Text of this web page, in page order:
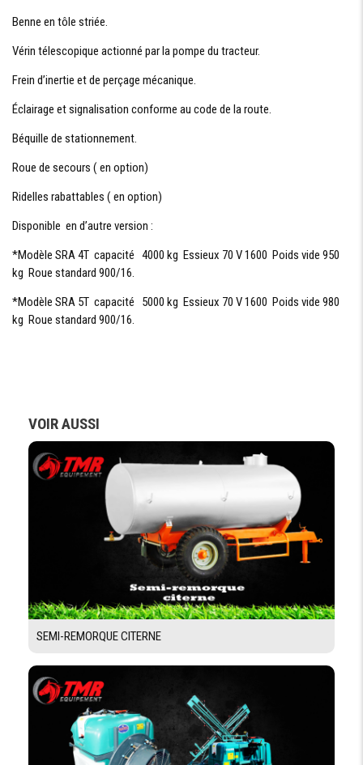
Benne en tôle striée.
Vérin télescopique actionné par la pompe du tracteur.
Frein d’inertie et de perçage mécanique.
Éclairage et signalisation conforme au code de la route.
Béquille de stationnement.
Roue de secours ( en option)
Ridelles rabattables ( en option)
Disponible en d’autre version :
*Modèle SRA 4T capacité 4000 kg Essieux 70 V 1600 Poids vide 950
kg Roue standard 900/16.
*Modèle SRA 5T capacité 5000 kg Essieux 70 V 1600 Poids vide 980
kg Roue standard 900/16.
VOIR AUSSI
SEMI-REMORQUE CITERNE